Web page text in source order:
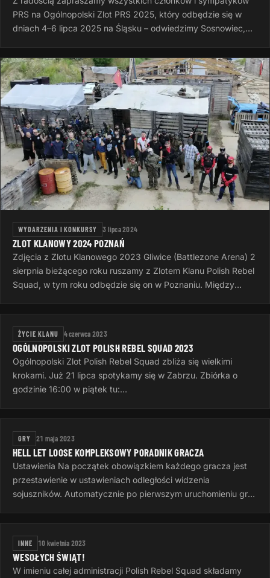
PRS na Ogólnopolski Zlot PRS 2025, który odbędzie się w
dniach 4–6 lipca 2025 na Śląsku – odwiedzimy Sosnowiec,
WYDARZENIA I KONKURSY 3 lipca 2024
ZLOT KLANOWY 2024 POZNAŃ
Zdjęcia z Zlotu Klanowego 2023 Gliwice (Battlezone Arena) 2
sierpnia bieżącego roku ruszamy z Zlotem Klanu Polish Rebel
Squad, w tym roku odbędzie się on w Poznaniu. Między
ŻYCIE KLANU 4 czerwca 2023
OGÓLNOPOLSKI ZLOT POLISH REBEL SQUAD 2023
Ogólnopolski Zlot Polish Rebel Squad zbliża się wielkimi
krokami. Już 21 lipca spotykamy się w Zabrzu. Zbiórka o
godzinie 16:00 w piątek tu:
GRY 21 maja 2023
HELL LET LOOSE KOMPLEKSOWY PORADNIK GRACZA
Ustawienia Na początek obowiązkiem każdego gracza jest
przestawienie w ustawieniach odległości widzenia
sojuszników. Automatycznie po pierwszym uruchomieniu gry
INNE 10 kwietnia 2023
WESOŁYCH ŚWIĄT!
W imieniu całej administracji Polish Rebel Squad składamy